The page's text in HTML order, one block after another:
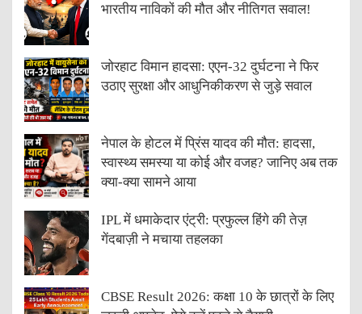
भारतीय नाविकों की मौत और नीतिगत सवाल!
जोरहाट विमान हादसा: एएन-32 दुर्घटना ने फिर
उठाए सुरक्षा और आधुनिकीकरण से जुड़े सवाल
नेपाल के होटल में प्रिंस यादव की मौत: हादसा,
स्वास्थ्य समस्या या कोई और वजह? जानिए अब तक
क्या-क्या सामने आया
IPL में धमाकेदार एंट्री: प्रफुल्ल हिंगे की तेज़
गेंदबाज़ी ने मचाया तहलका
CBSE Result 2026: कक्षा 10 के छात्रों के लिए